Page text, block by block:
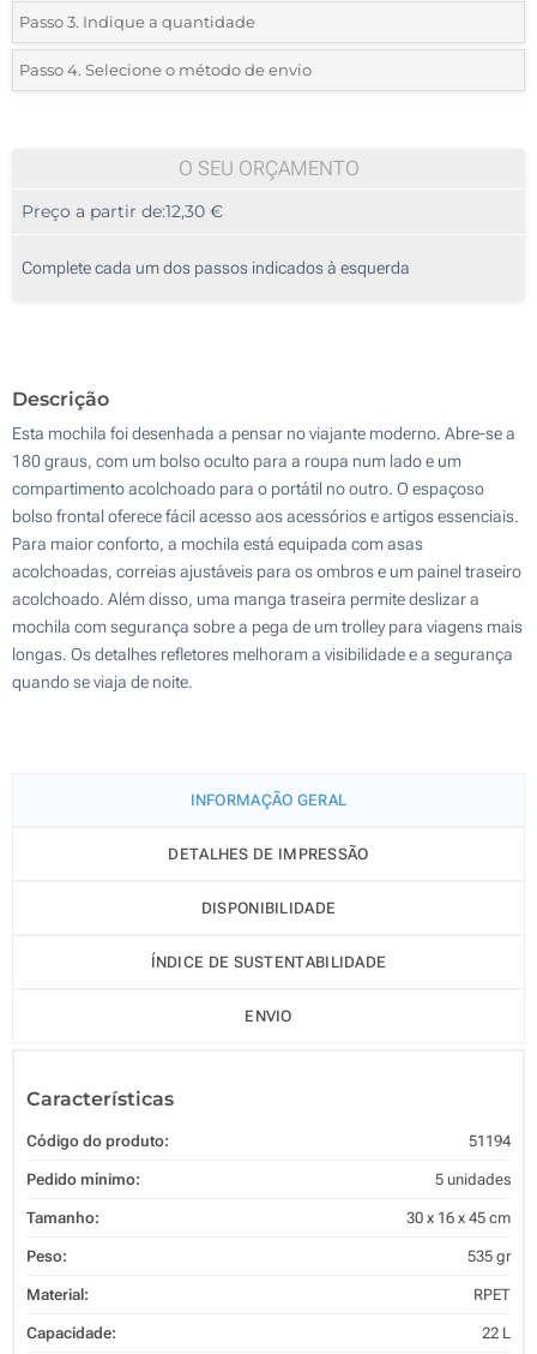
*Selecione o tipo de marcação e as cores do logotipo:
Transferência digital a cores (Na frente)
Passo 3. Indique a quantidade
*Quantidade mínima:5
10
25
Outra :
Passo 4. Selecione o método de envio
O SEU ORÇAMENTO
Preço a partir de:12,30 €
Complete cada um dos passos indicados à esquerda
Descrição
Esta mochila foi desenhada a pensar no viajante moderno. Abre-se a
180 graus, com um bolso oculto para a roupa num lado e um
compartimento acolchoado para o portátil no outro. O espaçoso
bolso frontal oferece fácil acesso aos acessórios e artigos essenciais.
Para maior conforto, a mochila está equipada com asas
acolchoadas, correias ajustáveis para os ombros e um painel traseiro
acolchoado. Além disso, uma manga traseira permite deslizar a
mochila com segurança sobre a pega de um trolley para viagens mais
longas. Os detalhes refletores melhoram a visibilidade e a segurança
quando se viaja de noite.
INFORMAÇÃO GERAL
DETALHES DE IMPRESSÃO
DISPONIBILIDADE
ÍNDICE DE SUSTENTABILIDADE
ENVIO
Características
Código do produto: 51194
Pedido mínimo: 5 unidades
Tamanho: 30 x 16 x 45 cm
Peso: 535 gr
Material: RPET
Capacidade: 22 L